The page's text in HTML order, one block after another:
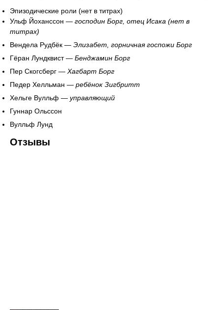
Эпизодические роли (нет в титрах)
Ульф Йоханссон — господин Борг, отец Исака (нет в
титрах)
Вендела Рудбёк — Элизабет, горничная госпожи Борг
Гёран Лундквист — Бенджамин Борг
Пер Скогсберг — Хагбарт Борг
Педер Хелльман — ребёнок Зигбритт
Хельге Вулльф — управляющий
Гуннар Ольссон
Вулльф Лунд
Отзывы